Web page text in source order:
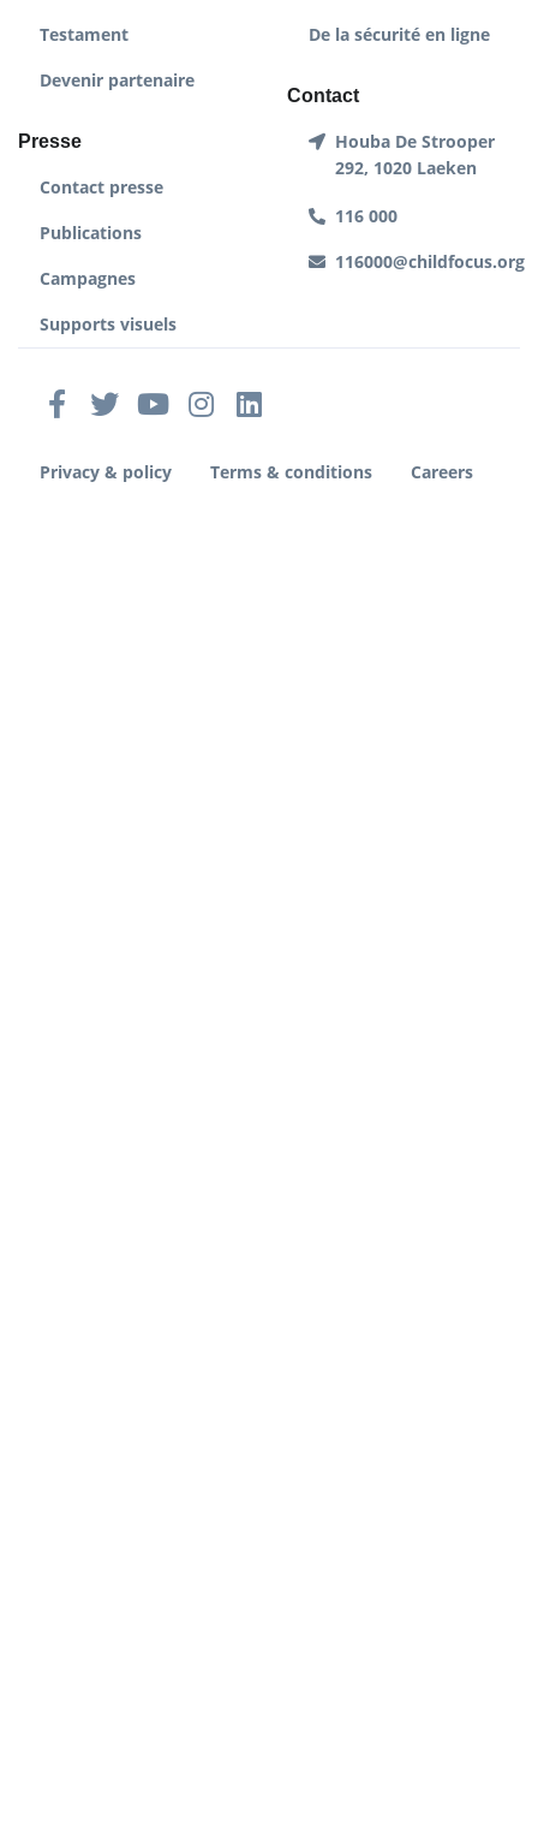
Testament
Devenir partenaire
Presse
Contact presse
Publications
Campagnes
Supports visuels
De la sécurité en ligne
Contact
Houba De Strooper
292, 1020 Laeken
116 000
116000@childfocus.org
Privacy & policy Terms & conditions Careers